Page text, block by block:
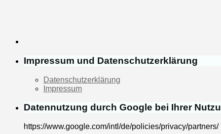
Impressum und Datenschutzerklärung
Datenschutzerklärung
Impressum
Datennutzung durch Google bei Ihrer
https://www.google.com/intl/de/policies/privacy/partners/